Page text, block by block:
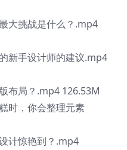
大挑战是什么？.mp4
新手设计师的建议.mp4
布局？.mp4 126.53M
时，你会整理元素
计惊艳到？.mp4